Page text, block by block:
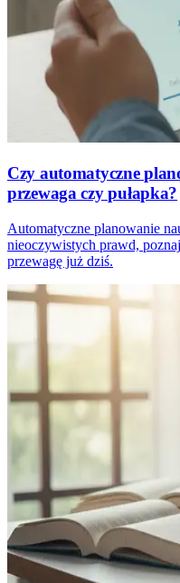
Czy automatyczne
przewaga czy pułapka?
Automatyczne planowanie
nieoczywistych prawd,
przewagę już dziś.